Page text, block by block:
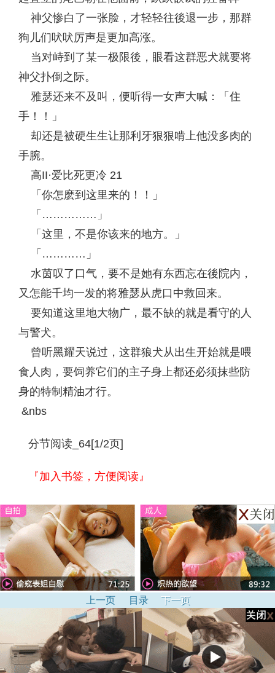
神父惨白了一张脸，才轻轻往後退一步，那群
狗儿们吠吠厉声是更加高涨。
当对峙到了某一极限後，眼看这群恶犬就要将
神父扑倒之际。
雅瑟还来不及叫，便听得一女声大喊：「住
手！！」
却还是被硬生生让那利牙狠狠啃上他没多肉的
手腕。
高II·爱比死更冷 21
「你怎麽到这里来的！！」
「……………」
「这里，不是你该来的地方。」
「…………」
水茵叹了口气，要不是她有东西忘在後院内，
又怎能千均一发的将雅瑟从虎口中救回来。
要知道这里地大物广，最不缺的就是看守的人
与警犬。
曾听黑耀天说过，这群狼犬从出生开始就是喂
食人肉，要饲养它们的主子身上都还必须抹些防
身的特制精油才行。
&nbs
分节阅读_64[1/2页]
『加入书签，方便阅读』
上一页 目录 下一页